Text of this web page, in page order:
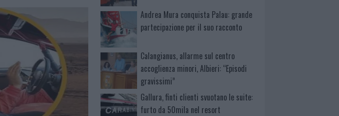
Andrea Mura conquista Palau: grande
partecipazione per il suo racconto
Calangianus, allarme sul centro
accoglienza minori, Albieri: “Episodi
gravissimi”
Gallura, finti clienti svuotano le suite:
furto da 50mila nel resort